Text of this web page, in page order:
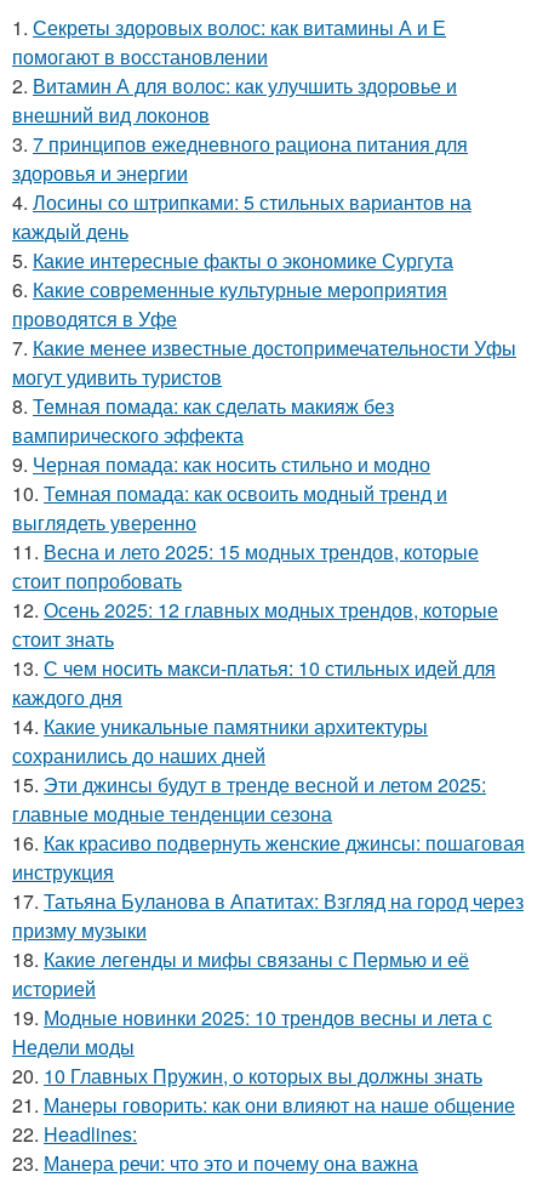
1. Секреты здоровых волос: как витамины А и Е
помогают в восстановлении
2. Витамин А для волос: как улучшить здоровье и
внешний вид локонов
3. 7 принципов ежедневного рациона питания для
здоровья и энергии
4. Лосины со штрипками: 5 стильных вариантов на
каждый день
5. Какие интересные факты о экономике Сургута
6. Какие современные культурные мероприятия
проводятся в Уфе
7. Какие менее известные достопримечательности Уфы
могут удивить туристов
8. Темная помада: как сделать макияж без
вампирического эффекта
9. Черная помада: как носить стильно и модно
10. Темная помада: как освоить модный тренд и
выглядеть уверенно
11. Весна и лето 2025: 15 модных трендов, которые
стоит попробовать
12. Осень 2025: 12 главных модных трендов, которые
стоит знать
13. С чем носить макси-платья: 10 стильных идей для
каждого дня
14. Какие уникальные памятники архитектуры
сохранились до наших дней
15. Эти джинсы будут в тренде весной и летом 2025:
главные модные тенденции сезона
16. Как красиво подвернуть женские джинсы: пошаговая
инструкция
17. Татьяна Буланова в Апатитах: Взгляд на город через
призму музыки
18. Какие легенды и мифы связаны с Пермью и её
историей
19. Модные новинки 2025: 10 трендов весны и лета с
Недели моды
20. 10 Главных Пружин, о которых вы должны знать
21. Манеры говорить: как они влияют на наше общение
22. Headlines:
23. Манера речи: что это и почему она важна